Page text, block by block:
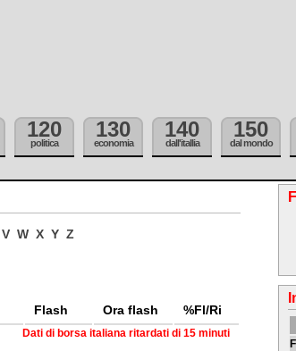
120
politica
130
economia
140
dall'itallia
150
dal mondo
V W X Y Z
Flash Ora flash %Fl/Ri
Dati di borsa italiana ritardati di 15 minuti